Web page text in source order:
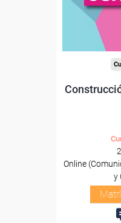
Online
y